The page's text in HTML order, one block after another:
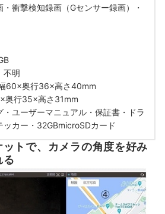
衝撃検知録画（Gセンサー録画）・
不明
60×奥行36×高さ40mm
奥行35×高さ31mm
ユーザーマニュアル・保証書・ドラ
ッカー・32GBmicroSDカード
トで、カメラの角度を好み
る